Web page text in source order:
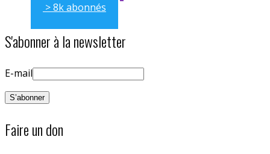
> 8k abonnés
S'abonner à la newsletter
E-mail
Faire un don